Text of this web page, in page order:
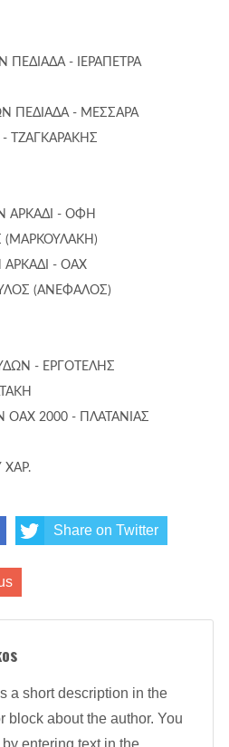
- ΙΕΡΑΠΕΤΡΑ
ΠΕΔΙΑΔΑ - ΜΕΣΣΑΡΑ
- ΤΖΑΓΚΑΡΑΚΗΣ
ΑΡΚΑΔΙ - ΟΦΗ
- ΟΑΧ
(ΑΝΕΦΑΛΟΣ)
- ΕΡΓΟΤΕΛΗΣ
ΟΑΧ 2000 - ΠΛΑΤΑΝΙΑΣ
ΧΑΡ.
Share on Twitter
a short description in the
block about the author. You